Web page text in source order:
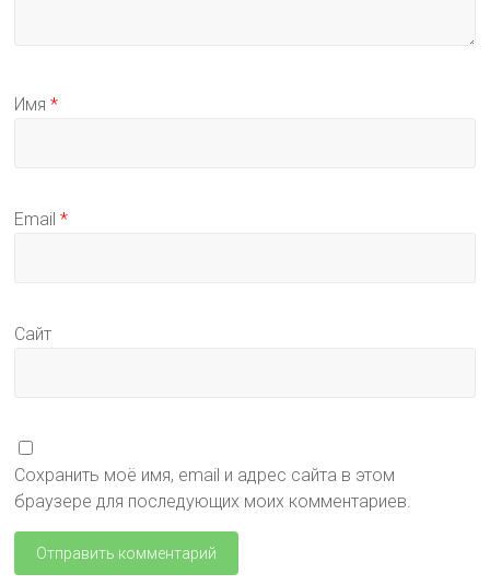
Имя*
Email*
Сайт
Сохранить моё имя, email и адрес сайта в этом
браузере для последующих моих комментариев.